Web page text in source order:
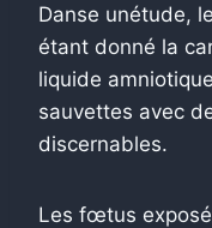
Danse unétude,
étant donné la
liquide
sauvettes avec
discernables.
Les fœtus